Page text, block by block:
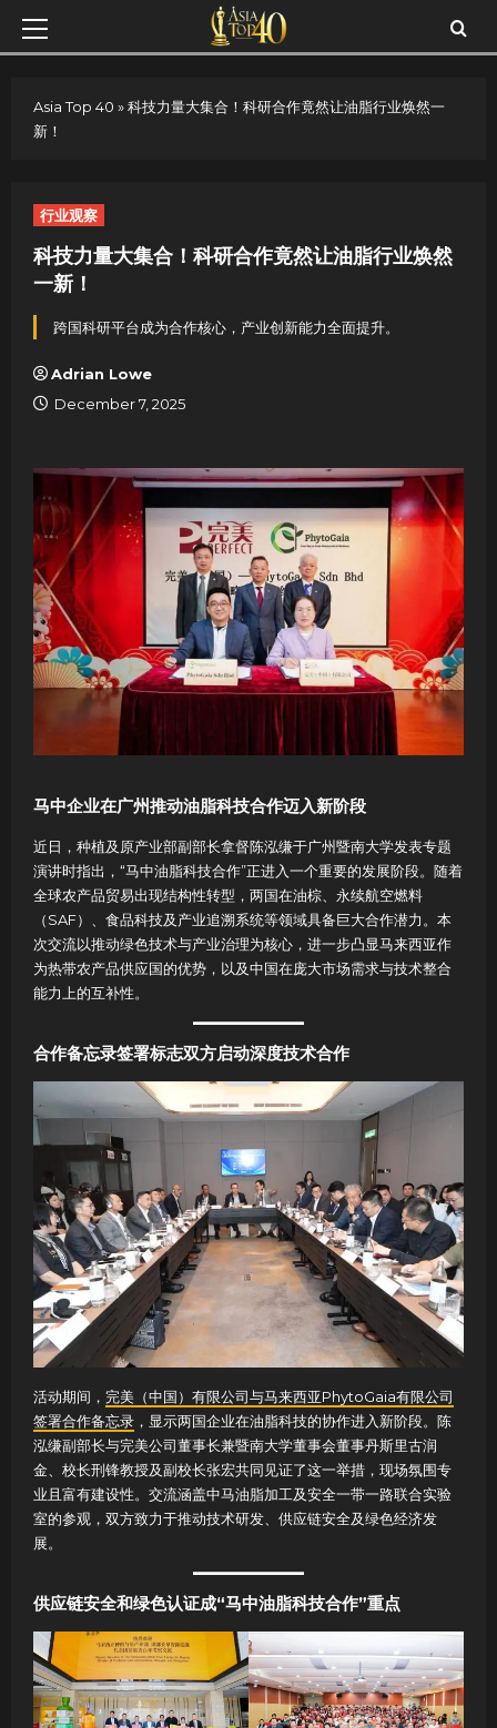
Skip
Primary
Asia Top 40 »科技力量大集合！科研合作竟然让油脂行业焕然一
新！
行业观察
科技力量大集合！科研合作竟然让油脂行业焕然
一新！
跨国科研平台成为合作核心，产业创新能力全面提升。
Adrian Lowe
December 7, 2025
马中企业在广州推动油脂科技合作迈入新阶段
近日，种植及原产业部副部长拿督陈泓缣于广州暨南大学发表专题
演讲时指出，“马中油脂科技合作”正进入一个重要的发展阶段。随着
全球农产品贸易出现结构性转型，两国在油棕、永续航空燃料
（SAF）、食品科技及产业追溯系统等领域具备巨大合作潜力。本
次交流以推动绿色技术与产业治理为核心，进一步凸显马来西亚作
为热带农产品供应国的优势，以及中国在庞大市场需求与技术整合
能力上的互补性。
合作备忘录签署标志双方启动深度技术合作
活动期间， 完美（中国）有限公司与马来西亚PhytoGaia有限公司
签署合作备忘录 ，显示两国企业在油脂科技的协作进入新阶段。陈
泓缣副部长与完美公司董事长兼暨南大学董事会董事丹斯里古润
金、校长刑锋教授及副校长张宏共同见证了这一举措，现场氛围专
业且富有建设性。交流涵盖中马油脂加工及安全一带一路联合实验
室的参观，双方致力于推动技术研发、供应链安全及绿色经济发
展。
供应链安全和绿色认证成“马中油脂科技合作”重点